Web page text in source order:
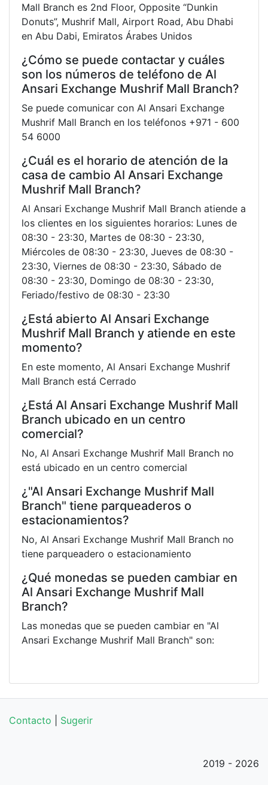
Mall Branch es 2nd Floor, Opposite “Dunkin
Donuts”, Mushrif Mall, Airport Road, Abu Dhabi
en Abu Dabi, Emiratos Árabes Unidos
¿Cómo se puede contactar y cuáles
son los números de teléfono de Al
Ansari Exchange Mushrif Mall Branch?
Se puede comunicar con Al Ansari Exchange
Mushrif Mall Branch en los teléfonos +971 - 600
54 6000
¿Cuál es el horario de atención de la
casa de cambio Al Ansari Exchange
Mushrif Mall Branch?
Al Ansari Exchange Mushrif Mall Branch atiende a
los clientes en los siguientes horarios: Lunes de
08:30 - 23:30, Martes de 08:30 - 23:30,
Miércoles de 08:30 - 23:30, Jueves de 08:30 -
23:30, Viernes de 08:30 - 23:30, Sábado de
08:30 - 23:30, Domingo de 08:30 - 23:30,
Feriado/festivo de 08:30 - 23:30
¿Está abierto Al Ansari Exchange
Mushrif Mall Branch y atiende en este
momento?
En este momento, Al Ansari Exchange Mushrif
Mall Branch está Cerrado
¿Está Al Ansari Exchange Mushrif Mall
Branch ubicado en un centro
comercial?
No, Al Ansari Exchange Mushrif Mall Branch no
está ubicado en un centro comercial
¿"Al Ansari Exchange Mushrif Mall
Branch" tiene parqueaderos o
estacionamientos?
No, Al Ansari Exchange Mushrif Mall Branch no
tiene parqueadero o estacionamiento
¿Qué monedas se pueden cambiar en
Al Ansari Exchange Mushrif Mall
Branch?
Las monedas que se pueden cambiar en "Al
Ansari Exchange Mushrif Mall Branch" son:
Contacto Sugerir
2019 - 2026